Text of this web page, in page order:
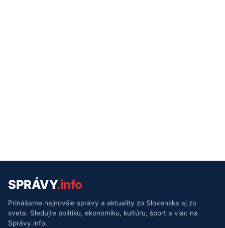
SPRÁVY.info
Prinášame najnovšie správy a aktuality zo Slovenska aj zo
sveta. Sledujte politiku, ekonomiku, kultúru, šport a viac na
Správy.info.